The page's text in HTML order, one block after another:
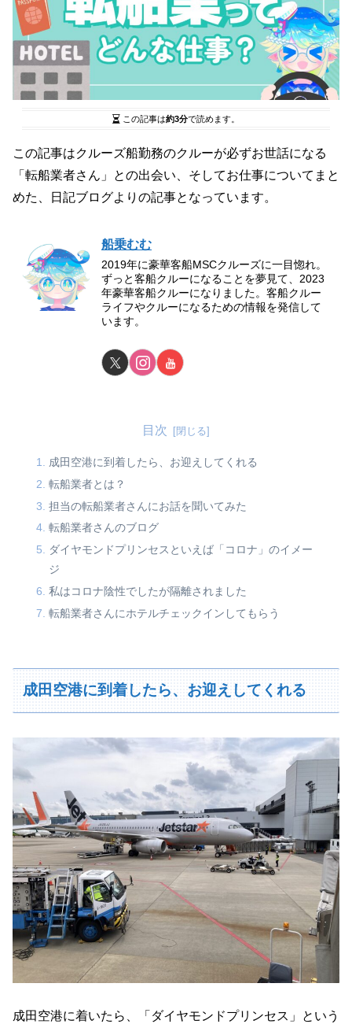
この記事は約3分で読めます。
この記事はクルーズ船勤務のクルーが必ずお世話になる
「転船業者さん」との出会い、そしてお仕事についてまと
めた、日記ブログよりの記事となっています。
船乗むむ
2019年に豪華客船MSCクルーズに一目惚れ。
ずっと客船クルーになることを夢見て、2023
年豪華客船クルーになりました。客船クルー
ライフやクルーになるための情報を発信して
います。
目次
成田空港に到着したら、お迎えしてくれる
転船業者とは？
担当の転船業者さんにお話を聞いてみた
転船業者さんのブログ
ダイヤモンドプリンセスといえば「コロナ」のイメー
ジ
私はコロナ陰性でしたが隔離されました
転船業者さんにホテルチェックインしてもらう
成田空港に到着したら、お迎えしてくれる
成田空港に着いたら、「ダイヤモンドプリンセス」という